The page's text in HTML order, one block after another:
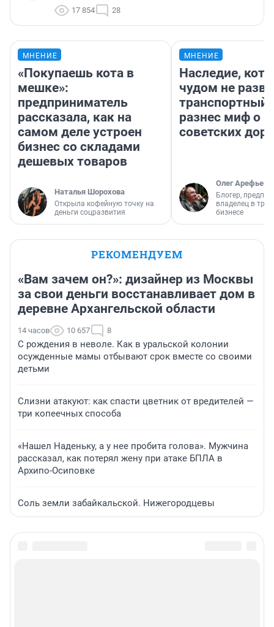
17 854 28
МНЕНИЕ
«Покупаешь кота в
мешке»:
предприниматель
рассказала, как на
самом деле устроен
бизнес со складами
дешевых товаров
Наталья Шорохова
Открыла кофейную точку на
деньги соцразвития
МНЕНИЕ
Наследие,
чудом не
транспортный
разнес миф о
советских
Олег Арефьев
Блогер,
владелец в
бизнесе
РЕКОМЕНДУЕМ
«Вам зачем он?»: дизайнер из Москвы
за свои деньги восстанавливает дом в
деревне Архангельской области
14 часов 10 657 8
С рождения в неволе. Как в уральской колонии
осужденные мамы отбывают срок вместе со своими
детьми
Слизни атакуют: как спасти цветник от вредителей —
три копеечных способа
«Нашел Наденьку, а у нее пробита голова». Мужчина
рассказал, как потерял жену при атаке БПЛА в
Архипо-Осиповке
Соль земли забайкальской. Нижегородцевы